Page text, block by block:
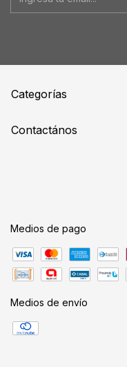
Categorías
Contactános
Medios de pago
Medios de envío